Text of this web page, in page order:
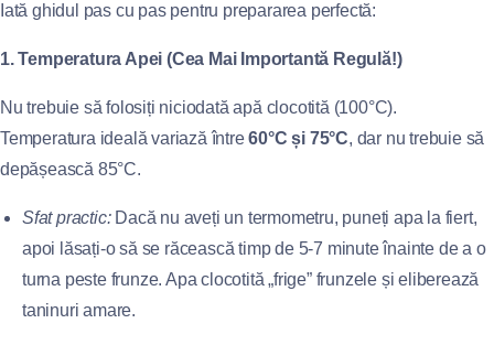
Iată ghidul pas cu pas pentru prepararea perfectă:
1. Temperatura Apei (Cea Mai Importantă Regulă!)
Nu trebuie să folosiți niciodată apă clocotită (100°C).
Temperatura ideală variază între60°C și 75°C, dar nu trebuie să
depășească 85°C.
Sfat practic:Dacă nu aveți un termometru, puneți apa la fiert,
apoi lăsați-o să se răcească timp de 5-7 minute înainte de a o
turna peste frunze. Apa clocotită „frige” frunzele și eliberează
taninuri amare.